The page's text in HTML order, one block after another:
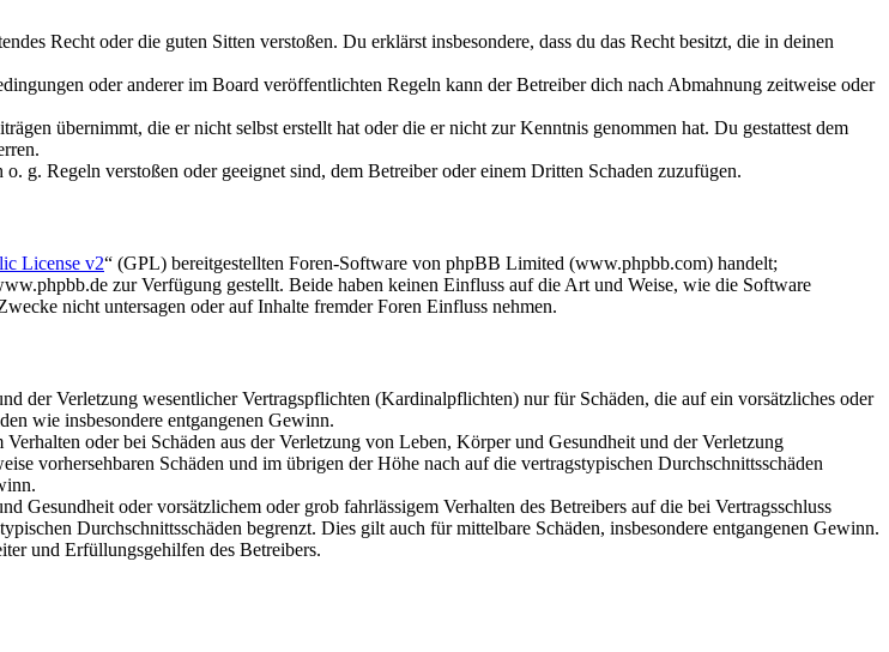
Recht oder die guten Sitten verstoßen. Du erklärst insbesondere, dass du das Recht besitzt, die in deinen
oder anderer im Board veröffentlichten Regeln kann der Betreiber dich nach Abmahnung zeitweise oder
übernimmt, die er nicht selbst erstellt hat oder die er nicht zur Kenntnis genommen hat. Du gestattest dem
g. Regeln verstoßen oder geeignet sind, dem Betreiber oder einem Dritten Schaden zuzufügen.
License v2“ (GPL) bereitgestellten Foren-Software von phpBB Limited (www.phpbb.com) handelt;
zur Verfügung gestellt. Beide haben keinen Einfluss auf die Art und Weise, wie die Software
nicht untersagen oder auf Inhalte fremder Foren Einfluss nehmen.
der Verletzung wesentlicher Vertragspflichten (Kardinalpflichten) nur für Schäden, die auf ein vorsätzliches oder
wie insbesondere entgangenen Gewinn.
oder bei Schäden aus der Verletzung von Leben, Körper und Gesundheit und der Verletzung
vorhersehbaren Schäden und im übrigen der Höhe nach auf die vertragstypischen Durchschnittsschäden
oder vorsätzlichem oder grob fahrlässigem Verhalten des Betreibers auf die bei Vertragsschluss
Durchschnittsschäden begrenzt. Dies gilt auch für mittelbare Schäden, insbesondere entgangenen Gewinn.
und Erfüllungsgehilfen des Betreibers.